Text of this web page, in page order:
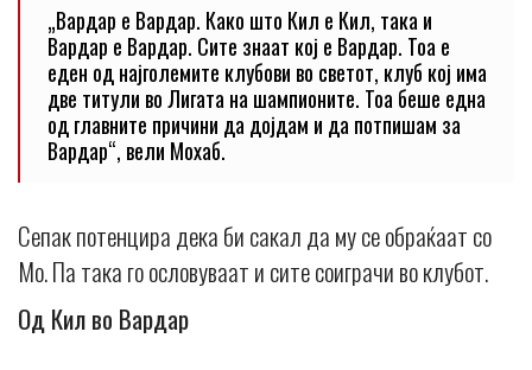
„Вардар е Вардар. Како што Кил е Кил, така и
Вардар е Вардар. Сите знаат кој е Вардар. Тоа е
еден од најголемите клубови во светот, клуб кој има
две титули во Лигата на шампионите. Тоа беше една
од главните причини да дојдам и да потпишам за
Вардар“, вели Мохаб.
Сепак потенцира дека би сакал да му се обраќаат со
Мо. Па така го ословуваат и сите соиграчи во клубот.
Од Кил во Вардар